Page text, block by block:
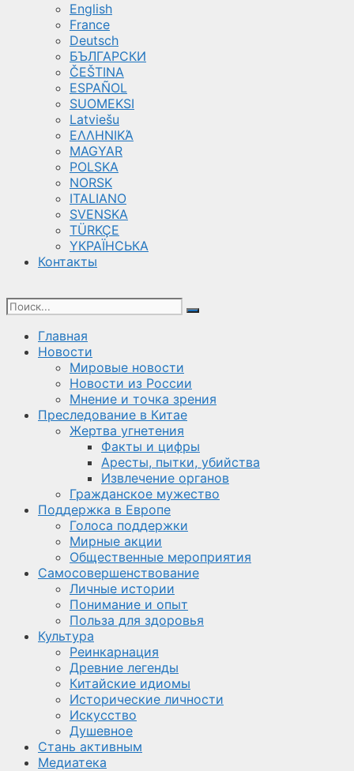
English
France
Deutsch
БЪЛГАРСКИ
ČEŠTINA
ESPAÑOL
SUOMEKSI
Latviešu
ΕΛΛΗΝΙΚΆ
MAGYAR
POLSKA
NORSK
ITALIANO
SVENSKA
TÜRKÇE
YКРАЇНСЬКА
Контакты
Главная
Новости
Мировые новости
Новости из России
Мнение и точка зрения
Преследование в Китае
Жертва угнетения
Факты и цифры
Аресты, пытки, убийства
Извлечение органов
Гражданское мужество
Поддержка в Европе
Голоса поддержки
Мирные акции
Общественные мероприятия
Самосовершенствование
Личные истории
Понимание и опыт
Польза для здоровья
Культура
Реинкарнация
Древние легенды
Китайские идиомы
Исторические личности
Искусство
Душевное
Стань активным
Медиатека